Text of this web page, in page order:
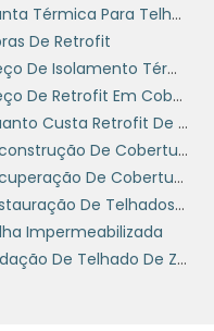
DO
o
para telhado
para a
Ao reduzir o
podem
de carbono,
do meio
a escolha de
Manta Térmica Para Telhado Ribeirão Preto
De Retrofit
Preço De Isolamento Térmico
Preço De Retrofit Em Cobertura Industrial
Quanto Custa Retrofit De Telhados
Reconstrução De Coberturas Empresas
Recuperação De Cobertura Metálica
Restauração De Telhados Industrial
Impermeabilizada
Vedação De Telhado De Zinco